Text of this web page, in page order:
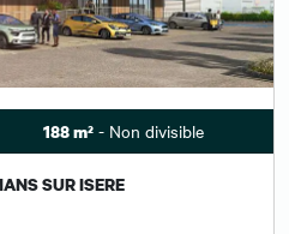
188 m²- Non divisible
SUR ISERE